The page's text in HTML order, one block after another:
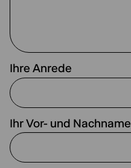
Ihre Anrede
Ihr Vor- und Nachname